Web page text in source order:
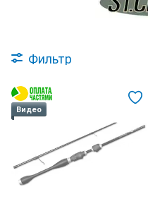
Фильтр
Видео